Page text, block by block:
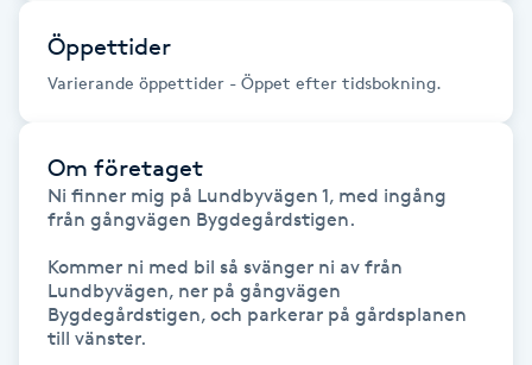
Föning
G
Gel naglar
Gellack
Öppettider
Varierande öppettider - Öppet efter tidsbokning.
Om företaget
Ni finner mig på Lundbyvägen 1, med ingång
från gångvägen Bygdegårdstigen.
Kommer ni med bil så svänger ni av från
Lundbyvägen, ner på gångvägen
Bygdegårdstigen, och parkerar på gårdsplanen
till vänster.